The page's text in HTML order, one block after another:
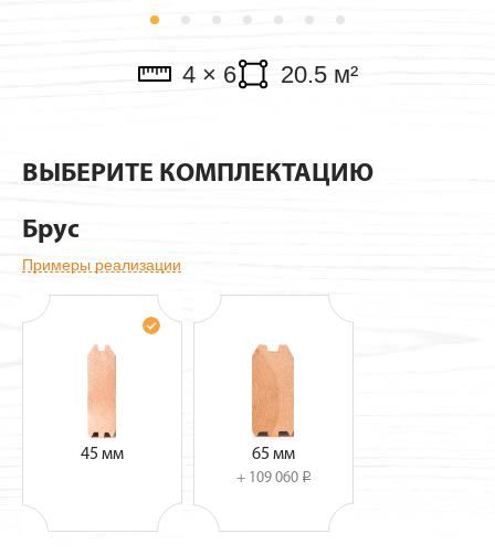
4 × 6 20.5 м²
ВЫБЕРИТЕ КОМПЛЕКТАЦИЮ
Брус
Примеры реализации
45 мм 65 мм
+ 109 060 i